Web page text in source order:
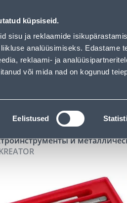
küpsiseid.
sisu ja reklaamide
analüüsimiseks. Edastame
reklaami- ja
või mida nad on kogunud
Eelistused
has loaded
Обслуживание частных
КАТАЛОГИ
и